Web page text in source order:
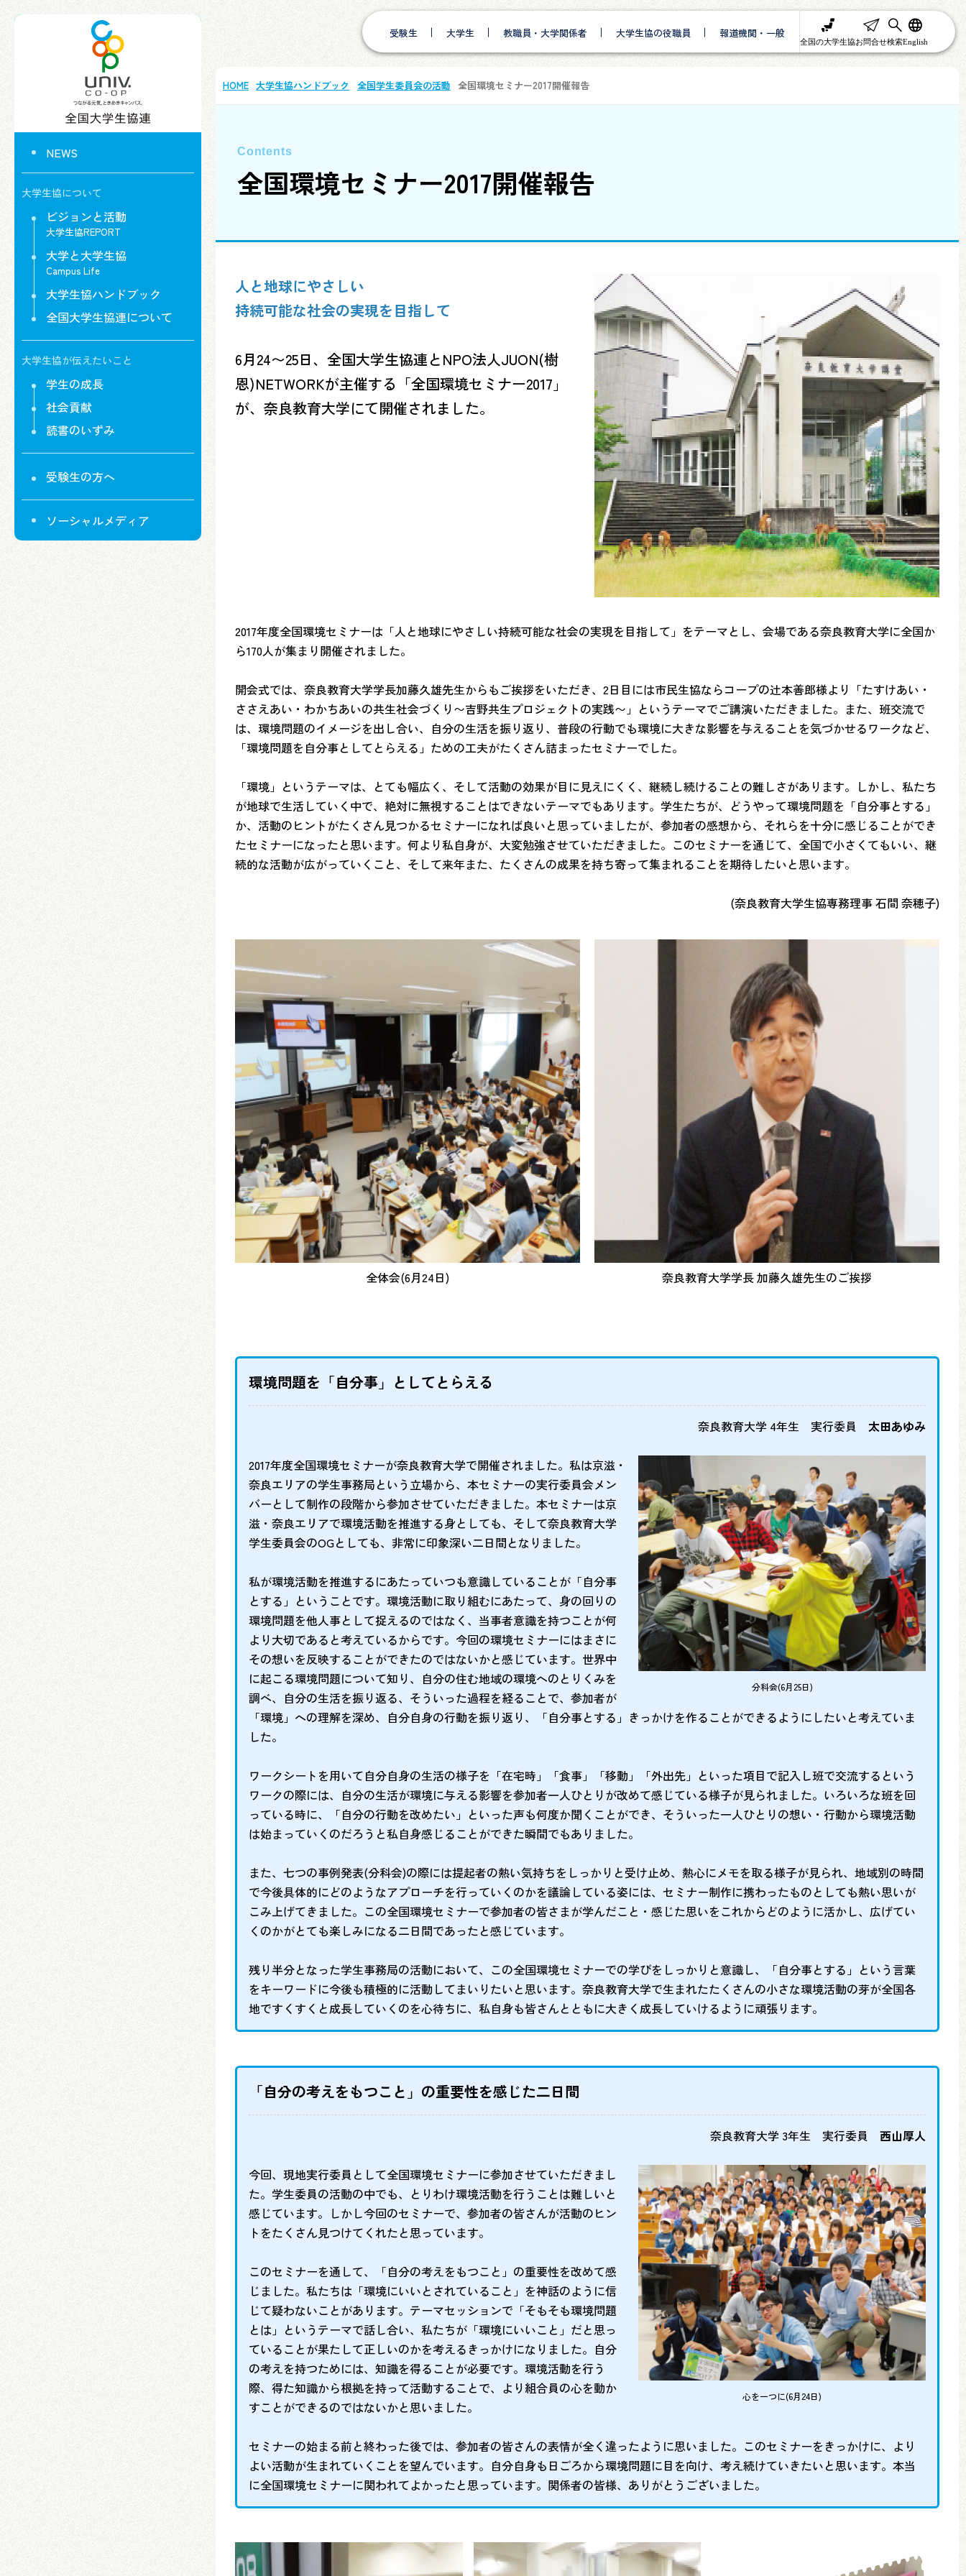
NEWS
大学生協について
ビジョンと活動
大学生協REPORT
大学と大学生協
Campus Life
大学生協ハンドブック
全国大学生協連について
大学生協が伝えたいこと
学生の成長
社会貢献
読書のいずみ
受験生の方へ
ソーシャルメディア
受験生 大学生 教職員・大学関係者 大学生協の役職員 報道機関・一般
全国の大学生協お問合せ検索English
HOME 大学生協ハンドブック 全国学生委員会の活動 全国環境セミナー2017開催報告
全国環境セミナー2017開催報告
人と地球にやさしい
持続可能な社会の実現を目指して
6月24〜25日、全国大学生協連とNPO法人JUON(樹
恩)NETWORKが主催する「全国環境セミナー2017」
が、奈良教育大学にて開催されました。
2017年度全国環境セミナーは「人と地球にやさしい持続可能な社会の実現を目指して」をテーマとし、会場である奈良教育大学に全国か
ら170人が集まり開催されました。
開会式では、奈良教育大学学長加藤久雄先生からもご挨拶をいただき、2日目には市民生協ならコープの辻本善郎様より「たすけあい・
ささえあい・わかちあいの共生社会づくり〜吉野共生プロジェクトの実践〜」というテーマでご講演いただきました。また、班交流で
は、環境問題のイメージを出し合い、自分の生活を振り返り、普段の行動でも環境に大きな影響を与えることを気づかせるワークなど、
「環境問題を自分事としてとらえる」ための工夫がたくさん詰まったセミナーでした。
「環境」というテーマは、とても幅広く、そして活動の効果が目に見えにくく、継続し続けることの難しさがあります。しかし、私たち
が地球で生活していく中で、絶対に無視することはできないテーマでもあります。学生たちが、どうやって環境問題を「自分事とする」
か、活動のヒントがたくさん見つかるセミナーになれば良いと思っていましたが、参加者の感想から、それらを十分に感じることができ
たセミナーになったと思います。何より私自身が、大変勉強させていただきました。このセミナーを通じて、全国で小さくてもいい、継
続的な活動が広がっていくこと、そして来年また、たくさんの成果を持ち寄って集まれることを期待したいと思います。
(奈良教育大学生協専務理事 石間 奈穂子)
全体会(6月24日) 奈良教育大学学長 加藤久雄先生のご挨拶
環境問題を「自分事」としてとらえる
奈良教育大学 4年生 実行委員 太田あゆみ
分科会(6月25日)
2017年度全国環境セミナーが奈良教育大学で開催されました。私は京滋・
奈良エリアの学生事務局という立場から、本セミナーの実行委員会メン
バーとして制作の段階から参加させていただきました。本セミナーは京
滋・奈良エリアで環境活動を推進する身としても、そして奈良教育大学
学生委員会のOGとしても、非常に印象深い二日間となりました。
私が環境活動を推進するにあたっていつも意識していることが「自分事
とする」ということです。環境活動に取り組むにあたって、身の回りの
環境問題を他人事として捉えるのではなく、当事者意識を持つことが何
より大切であると考えているからです。今回の環境セミナーにはまさに
その想いを反映することができたのではないかと感じています。世界中
に起こる環境問題について知り、自分の住む地域の環境へのとりくみを
調べ、自分の生活を振り返る、そういった過程を経ることで、参加者が
「環境」への理解を深め、自分自身の行動を振り返り、「自分事とする」きっかけを作ることができるようにしたいと考えていま
した。
ワークシートを用いて自分自身の生活の様子を「在宅時」「食事」「移動」「外出先」といった項目で記入し班で交流するという
ワークの際には、自分の生活が環境に与える影響を参加者一人ひとりが改めて感じている様子が見られました。いろいろな班を回
っている時に、「自分の行動を改めたい」といった声も何度か聞くことができ、そういった一人ひとりの想い・行動から環境活動
は始まっていくのだろうと私自身感じることができた瞬間でもありました。
また、七つの事例発表(分科会)の際には提起者の熱い気持ちをしっかりと受け止め、熱心にメモを取る様子が見られ、地域別の時間
で今後具体的にどのようなアプローチを行っていくのかを議論している姿には、セミナー制作に携わったものとしても熱い思いが
こみ上げてきました。この全国環境セミナーで参加者の皆さまが学んだこと・感じた思いをこれからどのように活かし、広げてい
くのかがとても楽しみになる二日間であったと感じています。
残り半分となった学生事務局の活動において、この全国環境セミナーでの学びをしっかりと意識し、「自分事とする」という言葉
をキーワードに今後も積極的に活動してまいりたいと思います。奈良教育大学で生まれたたくさんの小さな環境活動の芽が全国各
地ですくすくと成長していくのを心待ちに、私自身も皆さんとともに大きく成長していけるように頑張ります。
「自分の考えをもつこと」の重要性を感じた二日間
奈良教育大学 3年生 実行委員 西山厚人
心を一つに(6月24日)
今回、現地実行委員として全国環境セミナーに参加させていただきまし
た。学生委員の活動の中でも、とりわけ環境活動を行うことは難しいと
感じています。しかし今回のセミナーで、参加者の皆さんが活動のヒン
トをたくさん見つけてくれたと思っています。
このセミナーを通して、「自分の考えをもつこと」の重要性を改めて感
じました。私たちは「環境にいいとされていること」を神話のように信
じて疑わないことがあります。テーマセッションで「そもそも環境問題
とは」というテーマで話し合い、私たちが「環境にいいこと」だと思っ
ていることが果たして正しいのかを考えるきっかけになりました。自分
の考えを持つためには、知識を得ることが必要です。環境活動を行う
際、得た知識から根拠を持って活動することで、より組合員の心を動か
すことができるのではないかと思いました。
セミナーの始まる前と終わった後では、参加者の皆さんの表情が全く違ったように思いました。このセミナーをきっかけに、より
よい活動が生まれていくことを望んでいます。自分自身も日ごろから環境問題に目を向け、考え続けていきたいと思います。本当
に全国環境セミナーに関われてよかったと思っています。関係者の皆様、ありがとうございました。